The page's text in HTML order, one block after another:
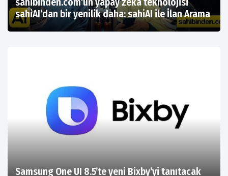
sahiAI’dan bir yenilik daha: sahiAI ile İlan Arama
Samsung One UI 8.5’te yeni Bixby’yi tanıtacak